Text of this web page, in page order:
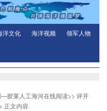
洋文化 海洋视频 领军人物
胶莱人工海河在线阅读>> 评开
正文内容